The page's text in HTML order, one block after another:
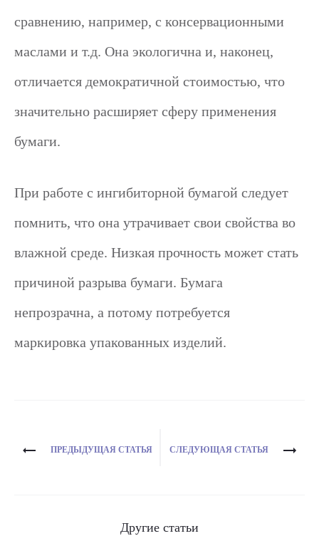
сравнению, например, с консервационными
маслами и т.д. Она экологична и, наконец,
отличается демократичной стоимостью, что
значительно расширяет сферу применения
бумаги.
При работе с ингибиторной бумагой следует
помнить, что она утрачивает свои свойства во
влажной среде. Низкая прочность может стать
причиной разрыва бумаги. Бумага
непрозрачна, а потому потребуется
маркировка упакованных изделий.
Навигация
ПРЕДЫДУЩАЯ СТАТЬЯ СЛЕДУЮЩАЯ СТАТЬЯ
Другие статьи